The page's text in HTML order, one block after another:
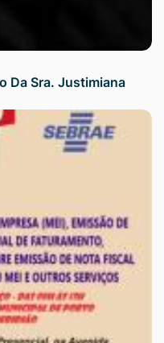
Da Sra. Justimiana